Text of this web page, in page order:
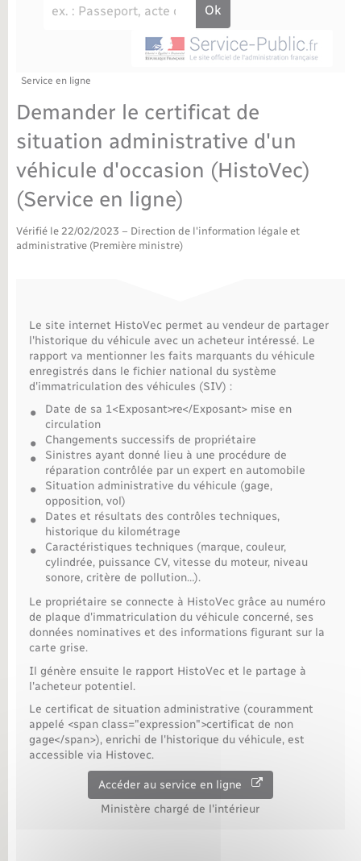
Recensement militaire
Info jeunes
Maison des jeunes (11-17 ans)
Associations
Saison culturelle
Tourisme
Nouvel habitant
Nouvelle activité
Numérique
Organisation d’événement
Sécurité - Prévention
Seniors
Transports
Bornes de recharge électrique
Voirie et espace public
Travaux - Autorisation d’occupation de l’espace
Agenda
La Communauté de communes
Plan interactif
Service en ligne
Demander le certificat de
situation administrative d'un
véhicule d'occasion (HistoVec)
(Service en ligne)
Vérifié le 22/02/2023 – Direction de l'information légale et
administrative (Première ministre)
Le site internet HistoVec permet au vendeur de partager
l'historique du véhicule avec un acheteur intéressé. Le
rapport va mentionner les faits marquants du véhicule
enregistrés dans le fichier national du système
d'immatriculation des véhicules (SIV) :
Date de sa 1<Exposant>re</Exposant> mise en
circulation
Changements successifs de propriétaire
Sinistres ayant donné lieu à une procédure de
réparation contrôlée par un expert en automobile
Situation administrative du véhicule (gage,
opposition, vol)
Dates et résultats des contrôles techniques,
historique du kilométrage
Caractéristiques techniques (marque, couleur,
cylindrée, puissance CV, vitesse du moteur, niveau
sonore, critère de pollution…).
Le propriétaire se connecte à HistoVec grâce au numéro
de plaque d'immatriculation du véhicule concerné, ses
données nominatives et des informations figurant sur la
carte grise.
Il génère ensuite le rapport HistoVec et le partage à
l'acheteur potentiel.
Le certificat de situation administrative (couramment
appelé <span class="expression">certificat de non
gage</span>), enrichi de l'historique du véhicule, est
accessible via Histovec.
Accéder au service en ligne
Ministère chargé de l'intérieur